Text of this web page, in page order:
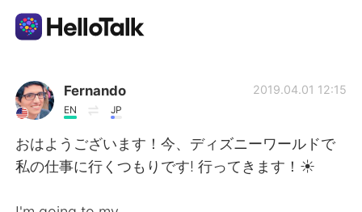
語言交換應用
AI Grammar Checker
繁體中文
Fernando
EN JP
2019.04.01 12:15
おはようございます！今、ディズニーワールドで
私の仕事に行くつもりです! 行ってきます！☀️